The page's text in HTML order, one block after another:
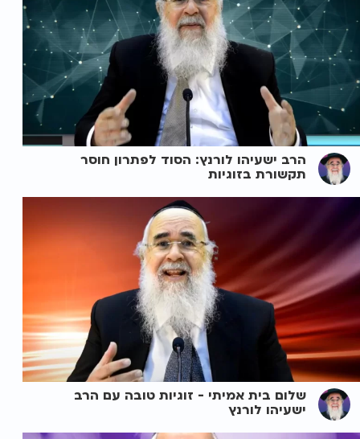
הרב ישעיהו לורנץ: הסוד לפתרון חוסר
תקשורת בזוגיות
שלום בית אמיתי - זוגיות טובה עם הרב
ישעיהו לורנץ